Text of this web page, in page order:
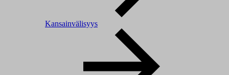
Kansainvälisyys